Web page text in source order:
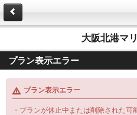
大阪北港マ
プラン表示エラー
プラン表示エラー
・プランが休止中または削除された